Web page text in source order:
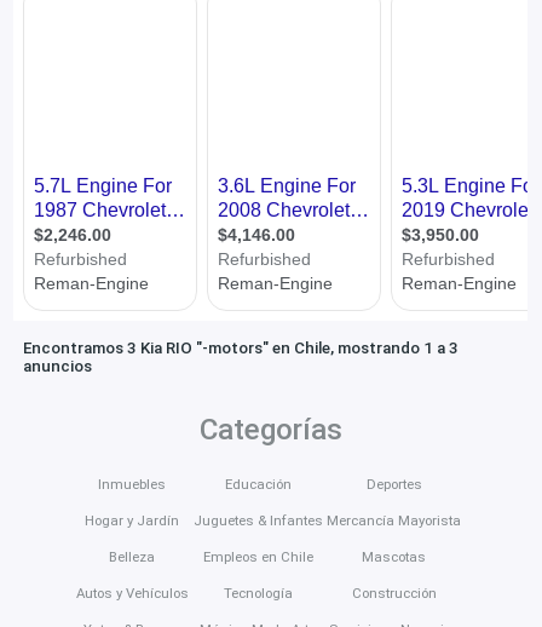
Encontramos 3 Kia RIO "-motors" en Chile, mostrando 1 a 3
anuncios
Categorías
Inmuebles
Hogar y Jardín
Belleza
Autos y Vehículos
Educación
Juguetes & Infantes
Empleos en Chile
Tecnología
Deportes
Mercancía Mayorista
Mascotas
Construcción